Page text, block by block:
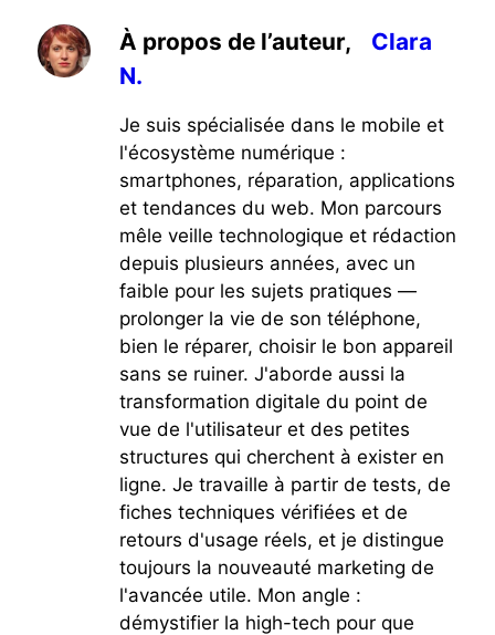
À propos de l’auteur,
Clara
N.
Je suis spécialisée dans le mobile et
l'écosystème numérique :
smartphones, réparation, applications
et tendances du web. Mon parcours
mêle veille technologique et rédaction
depuis plusieurs années, avec un
faible pour les sujets pratiques —
prolonger la vie de son téléphone,
bien le réparer, choisir le bon appareil
sans se ruiner. J'aborde aussi la
transformation digitale du point de
vue de l'utilisateur et des petites
structures qui cherchent à exister en
ligne. Je travaille à partir de tests, de
fiches techniques vérifiées et de
retours d'usage réels, et je distingue
toujours la nouveauté marketing de
l'avancée utile. Mon angle :
démystifier la high-tech pour que